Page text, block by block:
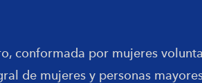
conformada por mujeres
de mujeres y personas